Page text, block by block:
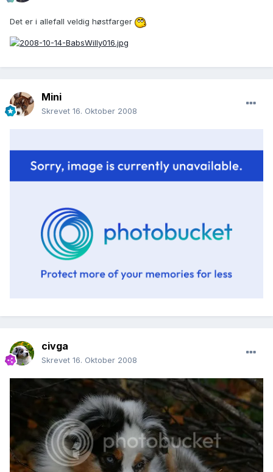
Det er i allefall veldig høstfarger
Mini
Skrevet 16. Oktober 2008
civga
Skrevet 16. Oktober 2008